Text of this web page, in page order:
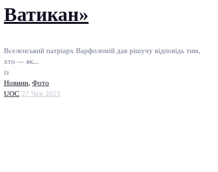
Ватикан»
Вселенський патріарх Варфоломій дав рішучу відповідь тим,
хто — як...
із
Новини, Фото
UOC 27 Чер 2021